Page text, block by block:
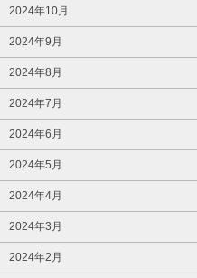
2024年10月
2024年9月
2024年8月
2024年7月
2024年6月
2024年5月
2024年4月
2024年3月
2024年2月